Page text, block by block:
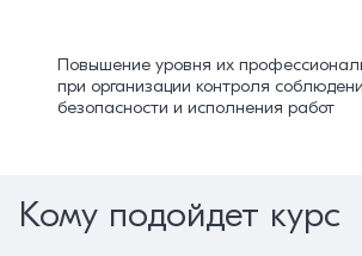
Повышение уровня их
при организации контроля
безопасности и исполнения работ
Кому подойдет курс